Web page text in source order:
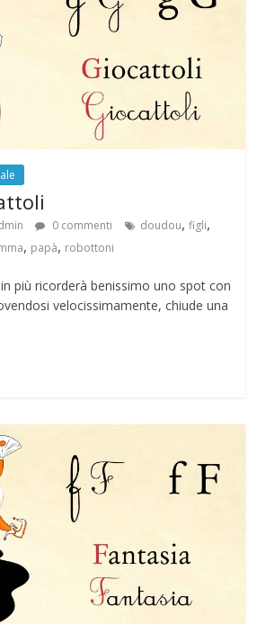
0 commenti doudou,figli,
, papà, robottoni
più ricorderà benissimo uno spot con
velocissimamente, chiude una